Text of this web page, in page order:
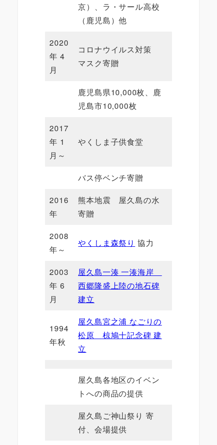
京）、ラ・サール高校
（鹿児島）他
2020
年 4
月
コロナウイルス対策
マスク寄贈
鹿児島県10,000枚、鹿
児島市10,000枚
2017
年 1
月～
やくしま子供食堂
バス停ベンチ寄贈
2016
年
熊本地震 屋久島の水
寄贈
2008
年～
やくしま森祭り 協力
2003
年 6
月
屋久島一湊 一湊海岸
西郷隆盛上陸の地石碑
建立
1994
年秋
屋久島宮之浦 なごりの
松原 椋鳩十記念碑 建
立
屋久島各地区のイベン
トへの商品の提供
屋久島ご神山祭り 寄
付、会場提供